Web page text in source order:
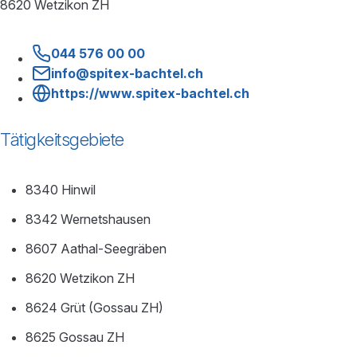
8620 Wetzikon ZH
044 576 00 00
info@spitex-bachtel.ch
https://www.spitex-bachtel.ch
Tätigkeitsgebiete
8340 Hinwil
8342 Wernetshausen
8607 Aathal-Seegräben
8620 Wetzikon ZH
8624 Grüt (Gossau ZH)
8625 Gossau ZH